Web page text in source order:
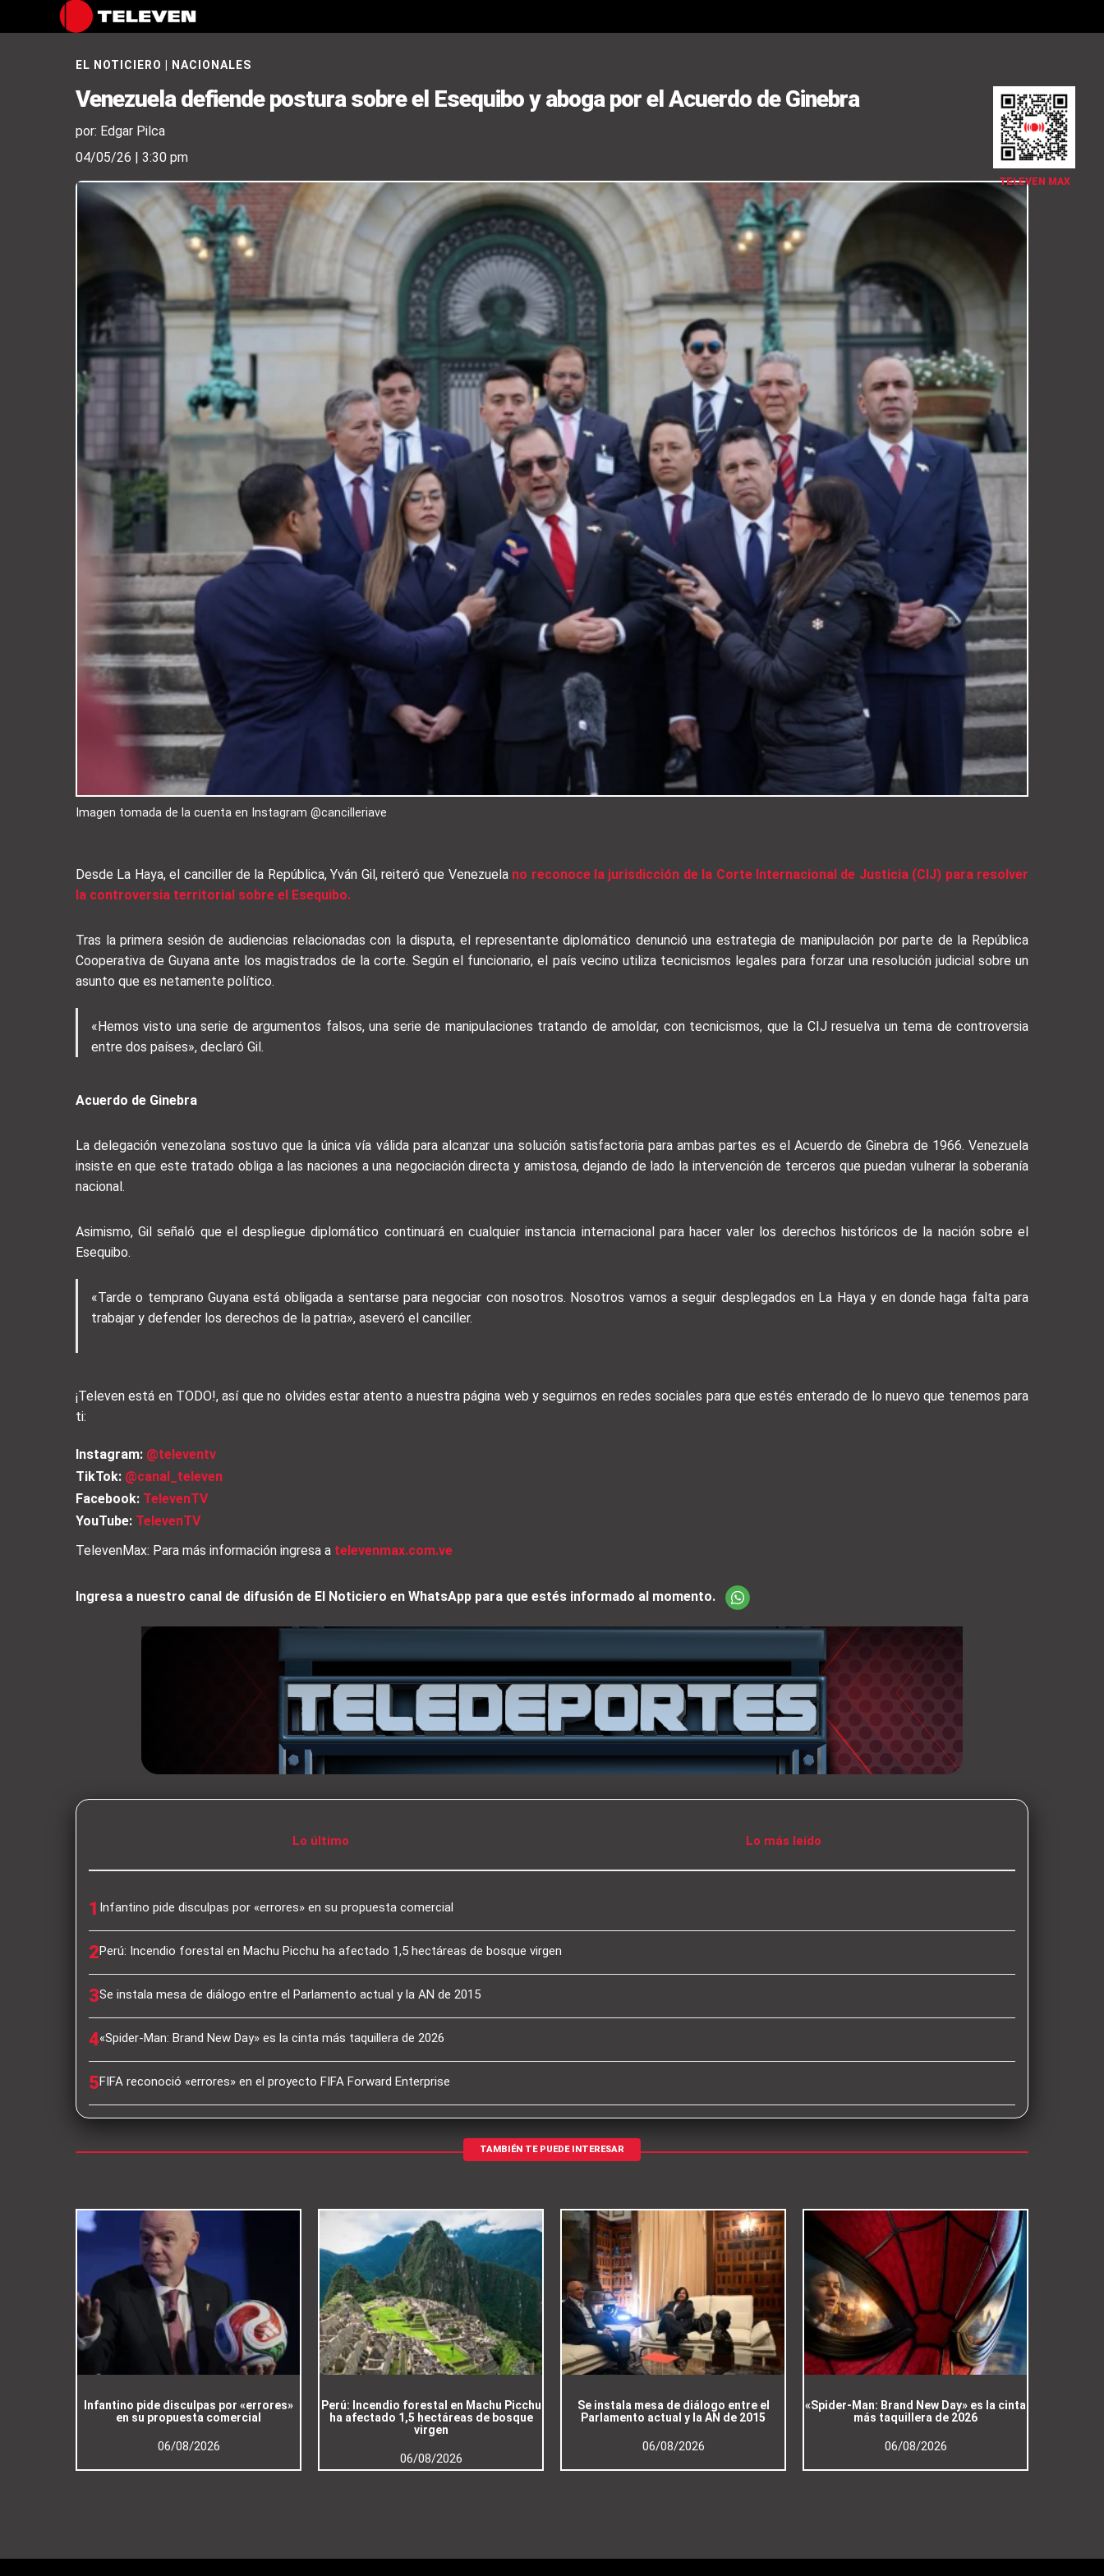
TELEVEN MAX
EL NOTICIERO NACIONALES
Venezuela defiende postura sobre el Esequibo y aboga por el Acuerdo de Ginebra
por: Edgar Pilca
04/05/26 | 3:30 pm
Imagen tomada de la cuenta en Instagram @cancilleriave
Desde La Haya, el canciller de la República, Yván Gil, reiteró que Venezuela no reconoce la jurisdicción de la Corte Internacional de Justicia (CIJ) para resolver
la controversia territorial sobre el Esequibo.
Tras la primera sesión de audiencias relacionadas con la disputa, el representante diplomático denunció una estrategia de manipulación por parte de la República
Cooperativa de Guyana ante los magistrados de la corte. Según el funcionario, el país vecino utiliza tecnicismos legales para forzar una resolución judicial sobre un
asunto que es netamente político.
«Hemos visto una serie de argumentos falsos, una serie de manipulaciones tratando de amoldar, con tecnicismos, que la CIJ resuelva un tema de controversia
entre dos países», declaró Gil.
Acuerdo de Ginebra
La delegación venezolana sostuvo que la única vía válida para alcanzar una solución satisfactoria para ambas partes es el Acuerdo de Ginebra de 1966. Venezuela
insiste en que este tratado obliga a las naciones a una negociación directa y amistosa, dejando de lado la intervención de terceros que puedan vulnerar la soberanía
nacional.
Asimismo, Gil señaló que el despliegue diplomático continuará en cualquier instancia internacional para hacer valer los derechos históricos de la nación sobre el
Esequibo.
«Tarde o temprano Guyana está obligada a sentarse para negociar con nosotros. Nosotros vamos a seguir desplegados en La Haya y en donde haga falta para
trabajar y defender los derechos de la patria», aseveró el canciller.
¡Televen está en TODO!, así que no olvides estar atento a nuestra página web y seguirnos en redes sociales para que estés enterado de lo nuevo que tenemos para
ti:
Instagram: @televentv
TikTok: @canal_televen
Facebook: TelevenTV
YouTube: TelevenTV
TelevenMax: Para más información ingresa a televenmax.com.ve
Ingresa a nuestro canal de difusión de El Noticiero en WhatsApp para que estés informado al momento.
Lo último Lo más leído
1 Infantino pide disculpas por «errores» en su propuesta comercial
2Perú: Incendio forestal en Machu Picchu ha afectado 1,5 hectáreas de bosque virgen
3Se instala mesa de diálogo entre el Parlamento actual y la AN de 2015
4«Spider-Man: Brand New Day» es la cinta más taquillera de 2026
5FIFA reconoció «errores» en el proyecto FIFA Forward Enterprise
TAMBIÉN TE PUEDE INTERESAR
Infantino pide disculpas por «errores»
en su propuesta comercial
06/08/2026
Perú: Incendio forestal en Machu Picchu
ha afectado 1,5 hectáreas de bosque
virgen
06/08/2026
Se instala mesa de diálogo entre el
Parlamento actual y la AN de 2015
06/08/2026
«Spider-Man: Brand New Day» es la cinta
más taquillera de 2026
06/08/2026